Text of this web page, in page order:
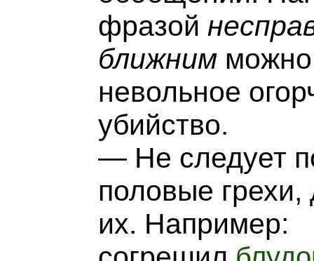
фразой
ближним можно
невольное
убийство.
— Не следует
половые грехи,
их. Например: